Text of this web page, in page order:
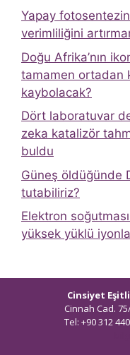
Yapay
verimliliğini
Doğu Afrika’nın
tamamen ortadan
kaybolacak?
Dört laboratuvar
zeka katalizör
buldu
Güneş öldüğünde
tutabiliriz?
Elektron
yüksek yüklü
Cinsiyet
Cinnah Cad.
Tel: +90 312